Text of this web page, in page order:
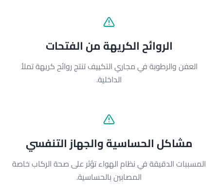
الروائح الكريهة من الفتحات
العفن والرطوبة في مجاري التكييف تنتج روائح كريهة تملأ
الداخلية.
مشاكل الحساسية والجهاز التنفسي
المسببات الدقيقة في نظام الهواء تؤثر على صحة الركاب خاصة
المصابين بالحساسية.